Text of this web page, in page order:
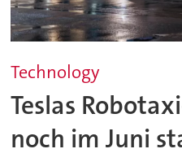
Technology
Teslas
noch im Juni